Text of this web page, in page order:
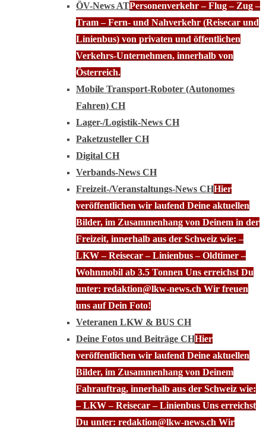
ÖV-News ATPersonenverkehr – Flug – Zug –
Tram – Fern- und Nahverkehr (Reisecar und
Linienbus) von privaten und öffentlichen
Verkehrs-Unternehmen, innerhalb von
Österreich.
Mobile Transport-Roboter (Autonomes
Fahren) CH
Lager-/Logistik-News CH
Paketzusteller CH
Digital CH
Verbands-News CH
Freizeit-/Veranstaltungs-News CHHier
veröffentlichen wir laufend Deine aktuellen
Bilder, im Zusammenhang von Deinem in der
Freizeit, innerhalb aus der Schweiz wie: –
LKW – Reisecar – Linienbus – Oldtimer –
Wohnmobil ab 3.5 Tonnen Uns erreichst Du
unter: redaktion@lkw-news.ch Wir freuen
uns auf Dein Foto!
Veteranen LKW & BUS CH
Deine Fotos und Beiträge CHHier
veröffentlichen wir laufend Deine aktuellen
Bilder, im Zusammenhang von Deinem
Fahrauftrag, innerhalb aus der Schweiz wie:
– LKW – Reisecar – Linienbus Uns erreichst
Du unter: redaktion@lkw-news.ch Wir